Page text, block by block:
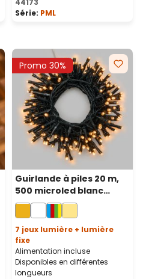
44173
Série: PML
Promo 30%
Guirlande à piles 20 m,
500 microled blanc
chaud traditionnel,
câble vert, avec
télécommande
7 jeux lumière + lumière
fixe
Alimentation incluse
Disponibles en différentes
longueurs